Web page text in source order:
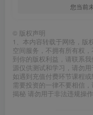
您当前
© 版权声明
1、本内容转载于网络，版
空间服务，不拥有所有权
到你的版权利益，请联系
源仅供测试和学习，请勿
如遇到充值付费环节课程
需要投资的一律不要相信
揭秘 请勿用于非法违规操